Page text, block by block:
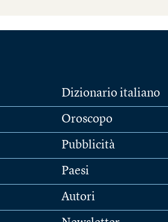
Dizionario italiano
Oroscopo
Pubblicità
Paesi
Autori